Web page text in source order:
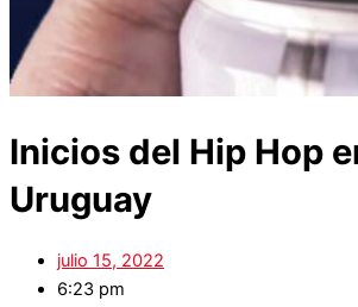
Inicios del Hip Hop
Uruguay
julio 15, 2022
6:23 pm